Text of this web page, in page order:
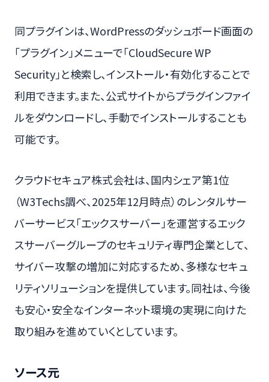
同プラグインは、WordPressのダッシュボード画面の
「プラグイン」メニューで「CloudSecure WP
Security」と検索し、インストール・有効化することで
利用できます。また、公式サイトからプラグインファイ
ルをダウンロードし、手動でインストールすることも
可能です。
クラウドセキュア株式会社は、国内シェア第1位
（W3Techs調べ、2025年12月時点）のレンタルサー
バーサービス「エックスサーバー」を運営するエック
スサーバーグループのセキュリティ専門企業として、
サイバー攻撃の増加に対応するため、多様なセキュ
リティソリューションを提供しています。同社は、今後
も安心・安全なインターネット環境の実現に向けた
取り組みを進めていくとしています。
ソース元